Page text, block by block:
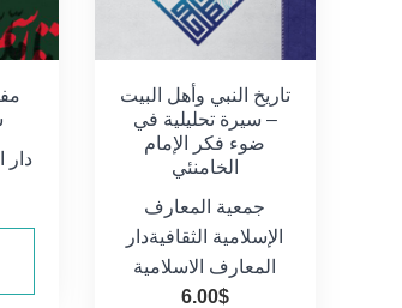
تاريخ النبي وأهل البيت
– سيرة تحليلية في
ضوء فكر الإمام
الخامنئي
جمعية المعارف
الإسلامية الثقافيةدار
المعارف الاسلامية
6.00$
دار